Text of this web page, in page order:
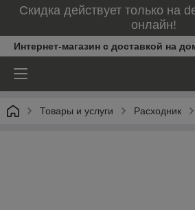
Скидка действует только на
онлайн!
Интернет-магазин с доставкой на
Товары и услуги Расходник